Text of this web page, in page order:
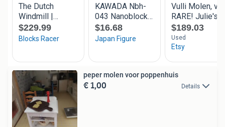
peper molen voor poppenhuis
€ 1,00 Details